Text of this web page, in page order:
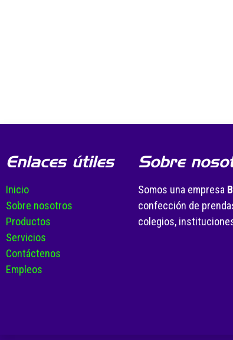
Enlaces útiles
Inicio
Sobre nosotros
Productos
Servicios
Contáctenos
Empleos
Sobre
Somos una empresa
confección de
colegios,